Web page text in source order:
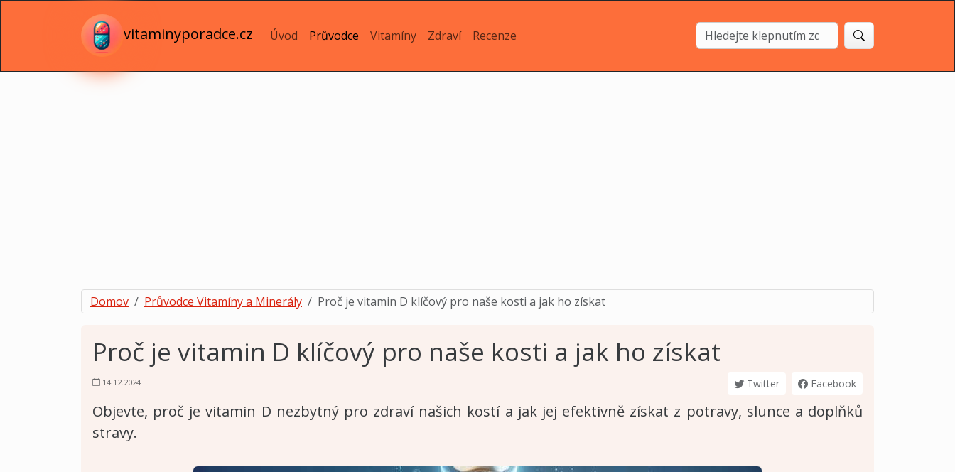
vitaminyporadce.cz Úvod Průvodce Vitamíny Zdraví Recenze
Domov Průvodce Vitamíny a Minerály Proč je vitamin D klíčový pro naše kosti a jak ho získat
Proč je vitamin D klíčový pro naše kosti a jak ho získat
14.12.2024 Twitter Facebook
Objevte, proč je vitamin D nezbytný pro zdraví našich kostí a jak jej efektivně získat z potravy, slunce a doplňků
stravy.